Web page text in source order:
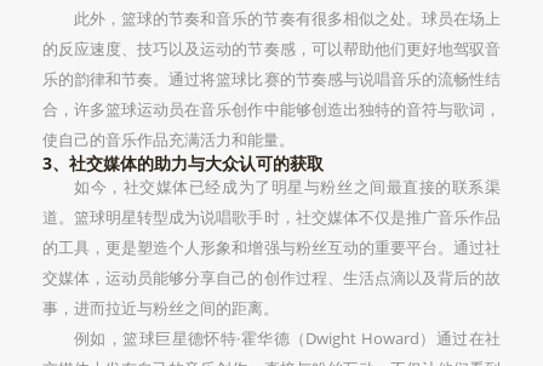
此外，篮球的节奏和音乐的节奏有很多相似之处。球员在场上
的反应速度、技巧以及运动的节奏感，可以帮助他们更好地驾驭音
乐的韵律和节奏。通过将篮球比赛的节奏感与说唱音乐的流畅性结
合，许多篮球运动员在音乐创作中能够创造出独特的音符与歌词，
使自己的音乐作品充满活力和能量。
3、社交媒体的助力与大众认可的获取
如今，社交媒体已经成为了明星与粉丝之间最直接的联系渠
道。篮球明星转型成为说唱歌手时，社交媒体不仅是推广音乐作品
的工具，更是塑造个人形象和增强与粉丝互动的重要平台。通过社
交媒体，运动员能够分享自己的创作过程、生活点滴以及背后的故
事，进而拉近与粉丝之间的距离。
例如，篮球巨星德怀特·霍华德（Dwight Howard）通过在社